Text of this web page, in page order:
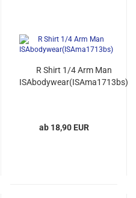
R Shirt 1/4 Arm Man
ISAbodywear(ISAma1713bs)
ab 18,90 EUR